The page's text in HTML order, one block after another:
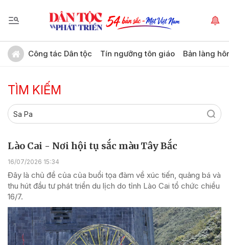
Công tác Dân tộc Tín ngưỡng tôn giáo Bản làng
TÌM KIẾM
Lào Cai - Nơi hội tụ sắc màu Tây Bắc
16/07/2026 15:34
Đây là chủ đề của của buổi tọa đàm về xúc tiến, quảng bá và
thu hút đầu tư phát triển du lịch do tỉnh Lào Cai tổ chức chiều
16/7.